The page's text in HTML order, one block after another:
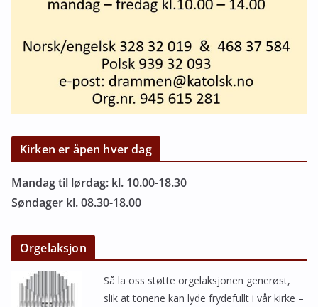
Kirken er åpen hver dag
Mandag til lørdag: kl. 10.00-18.30
Søndager kl. 08.30-18.00
Orgelaksjon
Så la oss støtte orgelaksjonen generøst,
slik at tonene kan lyde frydefullt i vår kirke –